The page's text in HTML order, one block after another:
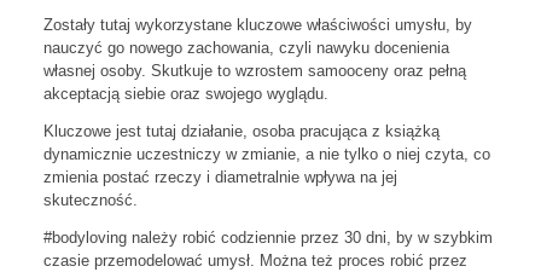
Zostały tutaj wykorzystane kluczowe właściwości umysłu, by
nauczyć go nowego zachowania, czyli nawyku docenienia
własnej osoby. Skutkuje to wzrostem samooceny oraz pełną
akceptacją siebie oraz swojego wyglądu.
Kluczowe jest tutaj działanie, osoba pracująca z książką
dynamicznie uczestniczy w zmianie, a nie tylko o niej czyta, co
zmienia postać rzeczy i diametralnie wpływa na jej
skuteczność.
#bodyloving należy robić codziennie przez 30 dni, by w szybkim
czasie przemodelować umysł. Można też proces robić przez